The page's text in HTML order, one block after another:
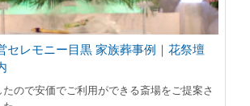
セレモニー目黒 家族葬事例｜花祭壇
たので安価でご利用ができる斎場をご提案さ